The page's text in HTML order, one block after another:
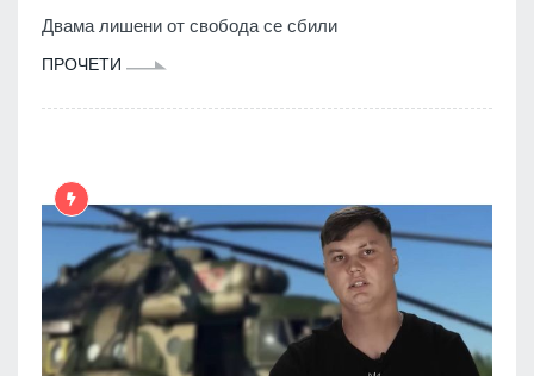
Двама лишени от свобода се сбили
ПРОЧЕТИ